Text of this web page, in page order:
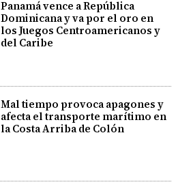
Panamá vence a República
Dominicana y va por el oro en
los Juegos Centroamericanos y
del Caribe
Mal tiempo provoca apagones y
afecta el transporte marítimo en
la Costa Arriba de Colón